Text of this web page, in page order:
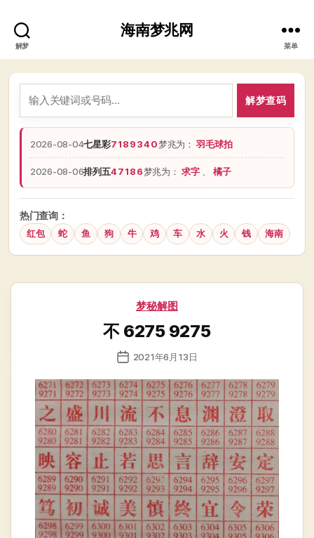
解梦
海南梦兆网
菜单
解梦查码
2026-08-04七星彩7189340梦兆为：羽毛球拍
2026-08-06排列五47186梦兆为：求字 橘子
热门查询：
红包 蛇 鱼 狗 牛 鸡 车 水 火 钱 海南
分
梦秘解图
不 6275 9275
发
日
期
2021年6月13日